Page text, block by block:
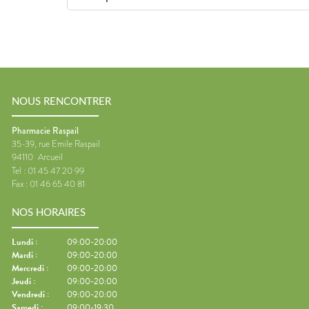
NOUS RENCONTRER
Pharmacie Raspail
35-39, rue Emile Raspail
94110 Arcueil
Tel : 01 45 47 20 99
Fax : 01 46 65 40 81
NOS HORAIRES
Lundi :
09:00-20:00
Mardi :
09:00-20:00
Mercredi :
09:00-20:00
Jeudi :
09:00-20:00
Vendredi :
09:00-20:00